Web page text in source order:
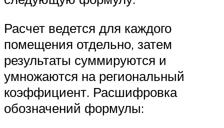
Расчет ведется для каждого
помещения отдельно, затем
результаты суммируются и
умножаются на региональный
коэффициент. Расшифровка
обозначений формулы: